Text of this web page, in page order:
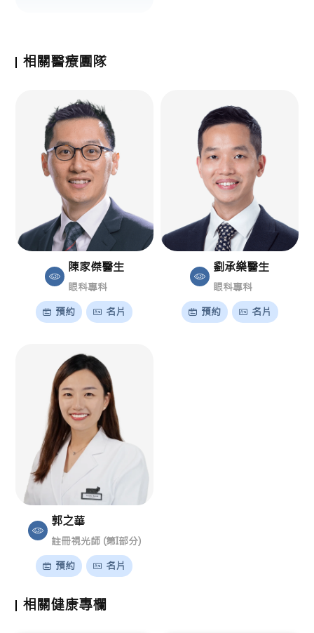
相關醫療團隊
陳家傑醫生
眼科專科
預約
名片
劉承樂醫生
眼科專科
預約
名片
郭之華
註冊視光師 (第I部分)
預約
名片
相關健康專欄